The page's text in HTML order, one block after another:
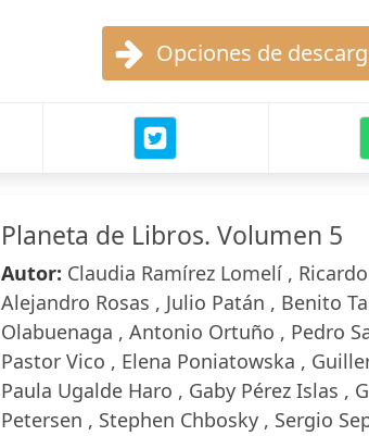
Opciones de
Planeta de Libros. Volumen 5
Autor: Claudia Ramírez Lomelí ,
Alejandro Rosas , Julio Patán , Benito
Olabuenaga , Antonio Ortuño , Pedro
Pastor Vico , Elena Poniatowska ,
Paula Ugalde Haro , Gaby Pérez Islas ,
Petersen , Stephen Chbosky , Sergio